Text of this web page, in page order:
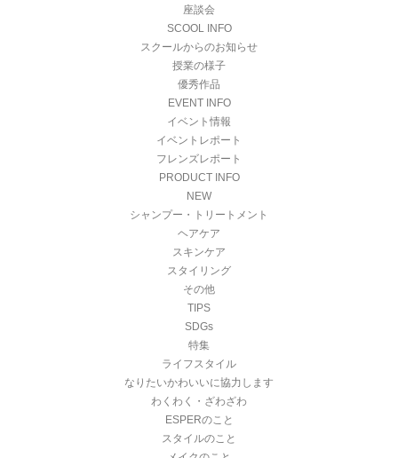
座談会
SCOOL INFO
スクールからのお知らせ
授業の様子
優秀作品
EVENT INFO
イベント情報
イベントレポート
フレンズレポート
PRODUCT INFO
NEW
シャンプー・トリートメント
ヘアケア
スキンケア
スタイリング
その他
TIPS
SDGs
特集
ライフスタイル
なりたいかわいいに協力します
わくわく・ざわざわ
ESPERのこと
スタイルのこと